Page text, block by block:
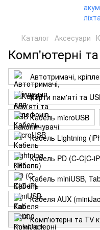
Каталог Аксесуари
Комп'ютерні та
Автотримачі,
Карти пам'яті та
Кабель microUSB
Кабель Lightning
Кабель PD (C-C|C-
Кабель miniUSB,
Кабеля AUX
Комп'ютерні та TV